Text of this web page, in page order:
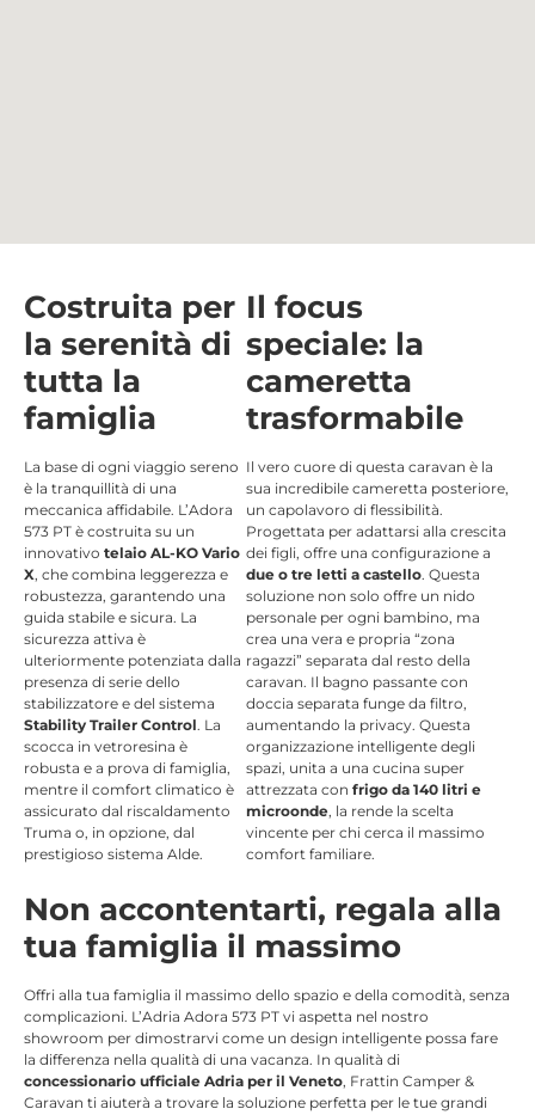
Costruita per
la serenità di
tutta la
famiglia
La base di ogni viaggio sereno
è la tranquillità di una
meccanica affidabile. L’Adora
573 PT è costruita su un
innovativo telaio AL-KO Vario
X, che combina leggerezza e
robustezza, garantendo una
guida stabile e sicura. La
sicurezza attiva è
ulteriormente potenziata dalla
presenza di serie dello
stabilizzatore e del sistema
Stability Trailer Control. La
scocca in vetroresina è
robusta e a prova di famiglia,
mentre il comfort climatico è
assicurato dal riscaldamento
Truma o, in opzione, dal
prestigioso sistema Alde.
Il focus
speciale: la
cameretta
trasformabile
Il vero cuore di questa caravan è la
sua incredibile cameretta posteriore,
un capolavoro di flessibilità.
Progettata per adattarsi alla crescita
dei figli, offre una configurazione a
due o tre letti a castello. Questa
soluzione non solo offre un nido
personale per ogni bambino, ma
crea una vera e propria “zona
ragazzi” separata dal resto della
caravan. Il bagno passante con
doccia separata funge da filtro,
aumentando la privacy. Questa
organizzazione intelligente degli
spazi, unita a una cucina super
attrezzata con frigo da 140 litri e
microonde, la rende la scelta
vincente per chi cerca il massimo
comfort familiare.
Non accontentarti, regala alla
tua famiglia il massimo
Offri alla tua famiglia il massimo dello spazio e della comodità, senza
complicazioni. L’Adria Adora 573 PT vi aspetta nel nostro
showroom per dimostrarvi come un design intelligente possa fare
la differenza nella qualità di una vacanza. In qualità di
concessionario ufficiale Adria per il Veneto, Frattin Camper &
Caravan ti aiuterà a trovare la soluzione perfetta per le tue grandi